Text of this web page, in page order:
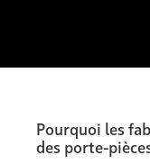
Pourquoi les
des porte-